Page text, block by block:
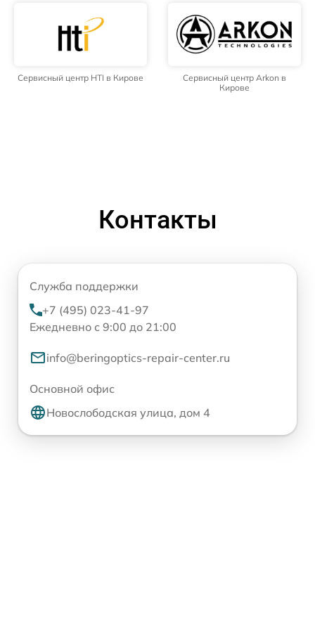
Сервисный центр HTI в Кирове
Сервисный центр Arkon в
Кирове
Контакты
Служба поддержки
+7 (495) 023-41-97
Ежедневно с 9:00 до 21:00
info@beringoptics-repair-center.ru
Основной офис
Новослободская улица, дом 4